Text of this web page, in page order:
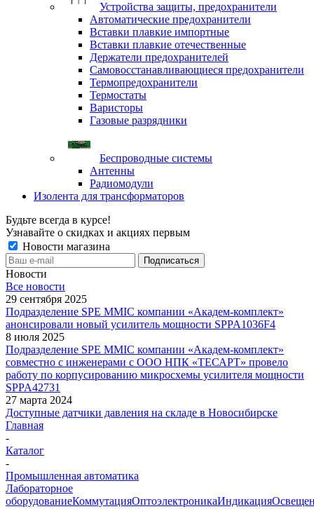
Устройства защиты, предохранители
Автоматические предохранители
Вставки плавкие импортные
Вставки плавкие отечественные
Держатели предохранителей
Самовосстанавливающиеся предохранители
Термопредохранители
Термостаты
Варисторы
Газовые разрядники
Беспроводные системы
Антенны
Радиомодули
Изолента для трансформаторов
Будьте всегда в курсе!
Узнавайте о скидках и акциях первым
Новости магазина
Новости
Все новости
29 сентября 2025
Подразделение SPE MMIC компании «Академ-комплект»
анонсировали новый усилитель мощности SPPA1036F4
8 июля 2025
Подразделение SPE MMIC компании «Академ-комплект»
совместно с инженерами с ООО НПК «ТЕСАРТ» провело
работу по корпусированию микросхемы усилителя мощности
SPPA42731
27 марта 2024
Доступные датчики давления на складе в Новосибирске
Главная
-
Каталог
-
Промышленная автоматика
Лабораторное
оборудованиеКоммутацияОптоэлектроникаИндикация